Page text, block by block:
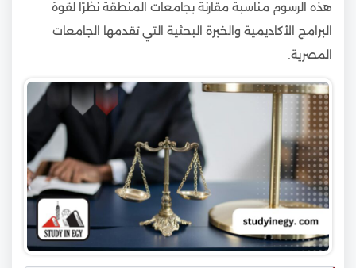
هذه الرسوم مناسبة مقارنة بجامعات المنطقة نظرًا لقوة
البرامج الأكاديمية والخبرة البحثية التي تقدمها الجامعات
المصرية.